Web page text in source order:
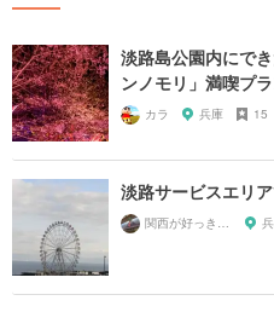
淡路島公園内にで
ンノモリ」満喫プ
カラ 兵庫 15
淡路サービスエリ
関西が好っきゃねん